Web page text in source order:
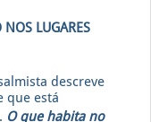
NOS LUGARES
descreve
que está
O que habita no